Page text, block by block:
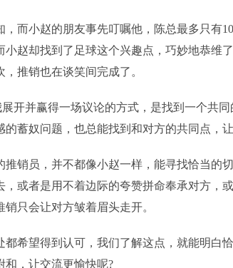
，而小赵的朋友事先叮嘱他，陈总最多只有
小赵却找到了足球这个兴趣点，巧妙地恭维
推销也在谈笑间完成了。
开并赢得一场议论的方式，是找到一个共
蓄奴问题，也总能找到和对方的共同点，让
推销员，并不都像小赵一样，能寻找恰当的
，或者是用不着边际的夸赞拼命奉承对方，
只会让对方皱着眉头走开。
都希望得到认可，我们了解这点，就能明白
和，让交流更愉快呢?